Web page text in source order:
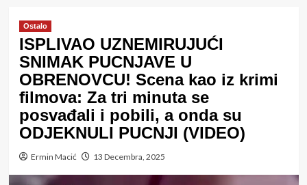
Ostalo
ISPLIVAO UZNEMIRUJUĆI
SNIMAK PUCNJAVE U
OBRENOVCU! Scena kao iz krimi
filmova: Za tri minuta se
posvađali i pobili, a onda su
ODJEKNULI PUCNJI (VIDEO)
Ermin Macić 13 Decembra, 2025